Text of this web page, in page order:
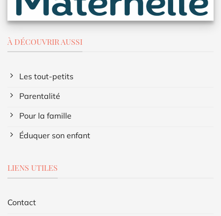
À DÉCOUVRIR AUSSI
Les tout-petits
Parentalité
Pour la famille
Éduquer son enfant
LIENS UTILES
Contact